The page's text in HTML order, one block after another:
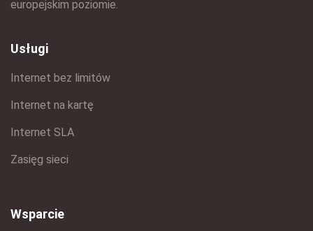
europejskim poziomie.
Usługi
Internet bez limitów
Internet na kartę
Internet SLA
Zasięg sieci
Wsparcie